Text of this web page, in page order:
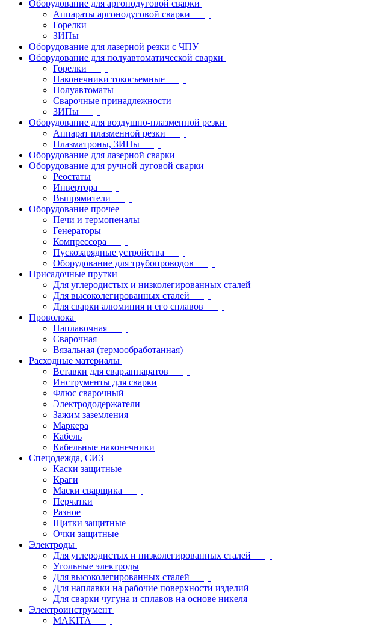
Оборудование для аргонодуговой сварки
Аппараты аргонодуговой сварки
Горелки
ЗИПы
Оборудование для лазерной резки с ЧПУ
Оборудование для полуавтоматической сварки
Горелки
Наконечники токосъемные
Полуавтоматы
Сварочные принадлежности
ЗИПы
Оборудование для воздушно-плазменной резки
Аппарат плазменной резки
Плазматроны, ЗИПы
Оборудование для лазерной сварки
Оборудование для ручной дуговой сварки
Реостаты
Инвертора
Выпрямители
Оборудование прочее
Печи и термопеналы
Генераторы
Компрессора
Пускозарядные устройства
Оборудование для трубопроводов
Присадочные прутки
Для углеродистых и низколегированных сталей
Для высоколегированных сталей
Для сварки алюминия и его сплавов
Проволока
Наплавочная
Сварочная
Вязальная (термообработанная)
Расходные материалы
Вставки для свар.аппаратов
Инструменты для сварки
Флюс сварочный
Электрододержатели
Зажим заземления
Маркера
Кабель
Кабельные наконечники
Спецодежда, СИЗ
Каски защитные
Краги
Маски сварщика
Перчатки
Разное
Щитки защитные
Очки защитные
Электроды
Для углеродистых и низколегированных сталей
Угольные электроды
Для высоколегированных сталей
Для наплавки на рабочие поверхности изделий
Для сварки чугуна и сплавов на основе никеля
Электроинструмент
МAKITA